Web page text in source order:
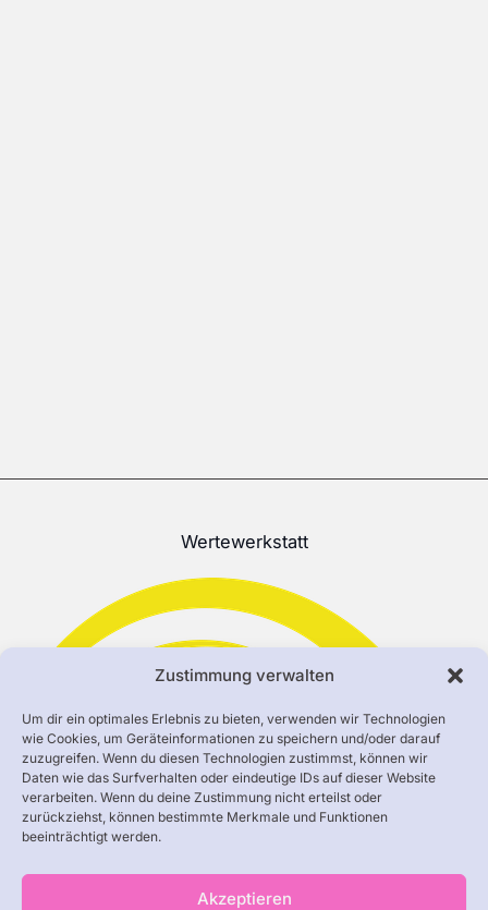
Zustimmung verwalten
Um dir ein optimales Erlebnis zu bieten, verwenden wir Technologien
wie Cookies, um Geräteinformationen zu speichern und/oder darauf
zuzugreifen. Wenn du diesen Technologien zustimmst, können wir
Daten wie das Surfverhalten oder eindeutige IDs auf dieser Website
verarbeiten. Wenn du deine Zustimmung nicht erteilst oder
zurückziehst, können bestimmte Merkmale und Funktionen
beeinträchtigt werden.
Akzeptieren
Wertewerkstatt